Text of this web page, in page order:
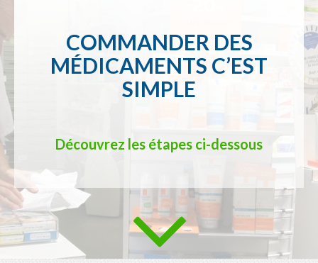
COMMANDER DES
MÉDICAMENTS C’EST
SIMPLE
Découvrez les étapes ci-dessous